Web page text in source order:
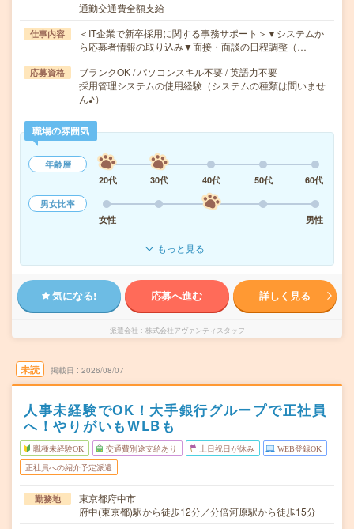
通勤交通費全額支給
仕事内容
＜IT企業で新卒採用に関する事務サポート＞▼システムか
ら応募者情報の取り込み▼面接・面談の日程調整（…
応募資格
ブランクOK / パソコンスキル不要 / 英語力不要
採用管理システムの使用経験（システムの種類は問いませ
ん♪）
職場の雰囲気
年齢層
20代
30代 40代 50代
60代
男女比率
女性
男性
もっと見る
気になる! 応募へ進む 詳しく見る
派遣会社 株式会社アヴァンティスタッフ
未読 掲載日 2026/08/07
人事未経験でOK！大手銀行グループで正社員
へ！やりがいもWLBも
職種未経験OK 交通費別途支給あり 土日祝日が休み WEB登録OK
正社員への紹介予定派遣
勤務地
東京都府中市
府中(東京都)駅から徒歩12分／分倍河原駅から徒歩15分